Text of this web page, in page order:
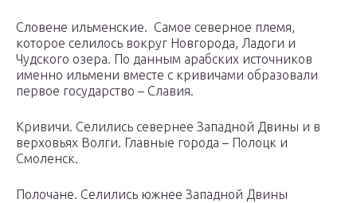
Словене ильменские. Самое северное племя,
которое селилось вокруг Новгорода, Ладоги и
Чудского озера. По данным арабских источников
именно ильмени вместе с кривичами образовали
первое государство – Славия.
Кривичи. Селились севернее Западной Двины и в
верховьях Волги. Главные города – Полоцк и
Смоленск.
Полочане. Селились южнее Западной Двины